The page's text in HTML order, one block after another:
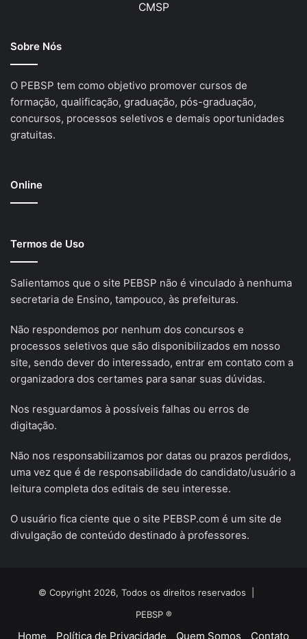
CMSP
Sobre Nós
O PEBSP tem como objetivo promover cursos de
formação, qualificação, graduação, pós-graduação,
concursos, processos seletivos e demais oportunidades
gratuitas.
Online
Termos de Uso
Salientamos que o site PEBSP não é vinculado à nenhuma
secretaria de Ensino, tampouco, às prefeituras.
Não respondemos por nenhum dos concursos e
processos seletivos que são disponibilizados em nosso
site, sendo dever do interessado, entrar em contato com a
organizadora dos certames para sanar suas dúvidas.
Nos resguardamos à possíveis falhas ou erros de
digitação.
Não nos responsabilizamos por datas ou prazos perdidos,
uma vez que é de responsabilidade do candidato/usuário a
leitura completa dos editais de seu interesse.
O usuário fica ciente que o site PEBSP.com é um site de
divulgação de conteúdo destinado à professores.
© Copyright 2026, Todos os direitos reservados |
PEBSP ®
Home Política de Privacidade Quem Somos Contato